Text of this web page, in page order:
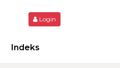
Login
Indeks